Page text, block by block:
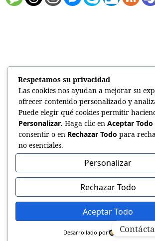
Respetamos su privacidad
Las cookies nos ayudan a mejorar su
ofrecer contenido personalizado y
Puede elegir qué cookies permitir
Personalizar. Haga clic en Aceptar Todo
consentir o en Rechazar Todo para
no esenciales.
Personalizar
Rechazar Todo
Aceptar Todo
Desarrollado por